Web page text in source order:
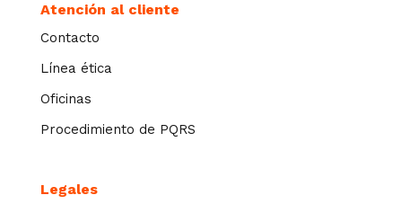
Atención al cliente
Contacto
Línea ética
Oficinas
Procedimiento de PQRS
Legales